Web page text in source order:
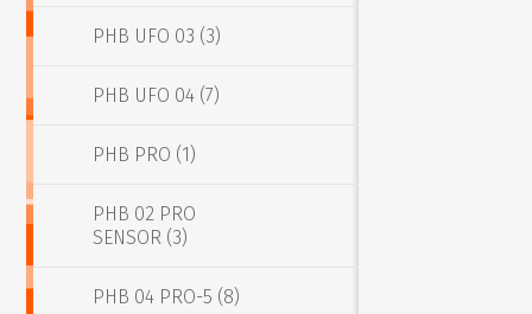
PHB UFO 03 (3)
PHB UFO 04 (7)
PHB PRO (1)
PHB 02 PRO
SENSOR (3)
PHB 04 PRO-5 (8)